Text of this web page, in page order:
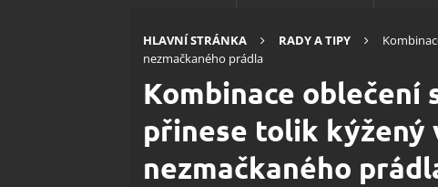
HLAVNÍ STRÁNKA RADY A TIPY
nezmačkaného prádla
Kombinace oblečení
přinese tolik kýžený
nezmačkaného